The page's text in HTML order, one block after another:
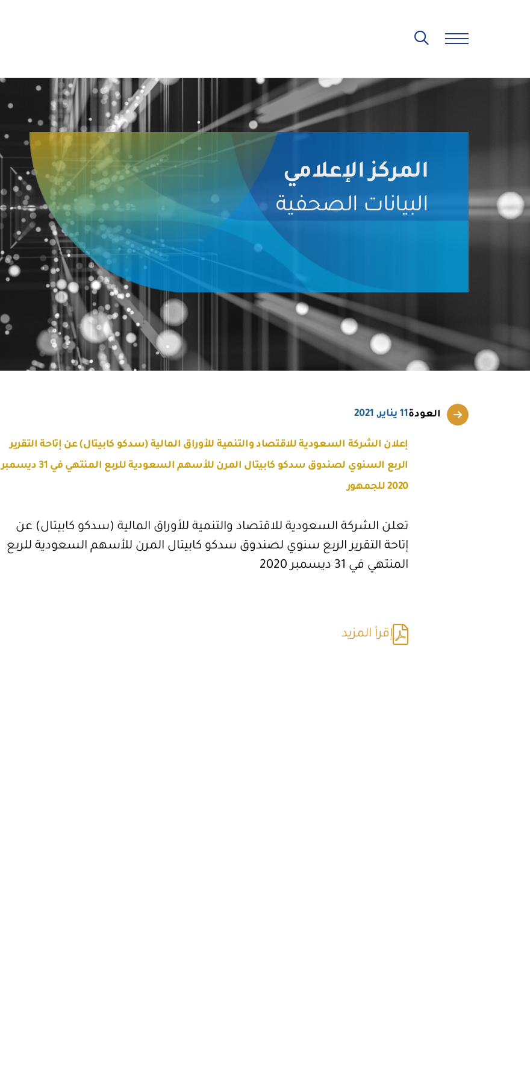
المركز الإعلامي
البيانات الصحفية
العودة11 يناير, 2021
إعلان الشركة السعودية للاقتصاد والتنمية للأوراق المالية (سدكو كابيتال) عن إتاحة التقرير
الربع السنوي لصندوق سدكو كابيتال المرن للأسهم السعودية للربع المنتهي في 31 ديسمبر
2020 للجمهور
تعلن الشركة السعودية للاقتصاد والتنمية للأوراق المالية (سدكو كابيتال) عن
إتاحة التقرير الربع سنوي لصندوق سدكو كابيتال المرن للأسهم السعودية للربع
المنتهي في 31 ديسمبر 2020
إقرأ المزيد